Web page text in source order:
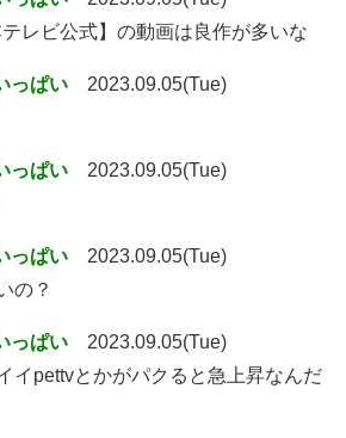
レビ公式】の動画は良作が多いな
っぱい
2023.09.05(Tue)
っぱい
2023.09.05(Tue)
っぱい
2023.09.05(Tue)
の？
っぱい
2023.09.05(Tue)
イpettvとかがパクると急上昇なんだ